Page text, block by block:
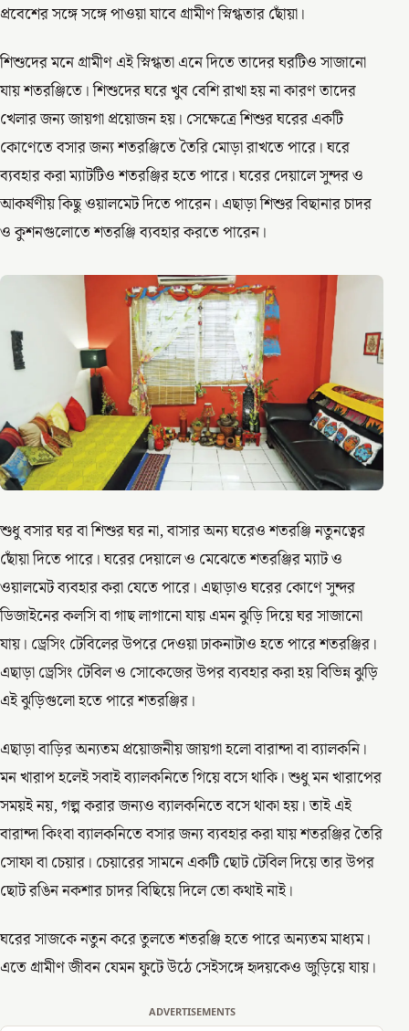
প্রবেশের সঙ্গে সঙ্গে পাওয়া যাবে গ্রামীণ স্নিগ্ধতার ছোঁয়া।
শিশুদের মনে গ্রামীণ এই স্নিগ্ধতা এনে দিতে তাদের ঘরটিও সাজানো
যায় শতরঞ্জিতে। শিশুদের ঘরে খুব বেশি রাখা হয় না কারণ তাদের
খেলার জন্য জায়গা প্রয়োজন হয়। সেক্ষেত্রে শিশুর ঘরের একটি
কোণেতে বসার জন্য শতরঞ্জিতে তৈরি মোড়া রাখতে পারে। ঘরে
ব্যবহার করা ম্যাটটিও শতরঞ্জির হতে পারে। ঘরের দেয়ালে সুন্দর ও
আকর্ষণীয় কিছু ওয়ালমেট দিতে পারেন। এছাড়া শিশুর বিছানার চাদর
ও কুশনগুলোতে শতরঞ্জি ব্যবহার করতে পারেন।
শুধু বসার ঘর বা শিশুর ঘর না, বাসার অন্য ঘরেও শতরঞ্জি নতুনত্বের
ছোঁয়া দিতে পারে। ঘরের দেয়ালে ও মেঝেতে শতরঞ্জির ম্যাট ও
ওয়ালমেট ব্যবহার করা যেতে পারে। এছাড়াও ঘরের কোণে সুন্দর
ডিজাইনের কলসি বা গাছ লাগানো যায় এমন ঝুড়ি দিয়ে ঘর সাজানো
যায়। ড্রেসিং টেবিলের উপরে দেওয়া ঢাকনাটাও হতে পারে শতরঞ্জির।
এছাড়া ড্রেসিং টেবিল ও সোকেজের উপর ব্যবহার করা হয় বিভিন্ন ঝুড়ি
এই ঝুড়িগুলো হতে পারে শতরঞ্জির।
এছাড়া বাড়ির অন্যতম প্রয়োজনীয় জায়গা হলো বারান্দা বা ব্যালকনি।
মন খারাপ হলেই সবাই ব্যালকনিতে গিয়ে বসে থাকি। শুধু মন খারাপের
সময়ই নয়, গল্প করার জন্যও ব্যালকনিতে বসে থাকা হয়। তাই এই
বারান্দা কিংবা ব্যালকনিতে বসার জন্য ব্যবহার করা যায় শতরঞ্জির তৈরি
সোফা বা চেয়ার। চেয়ারের সামনে একটি ছোট টেবিল দিয়ে তার উপর
ছোট রঙিন নকশার চাদর বিছিয়ে দিলে তো কথাই নাই।
ঘরের সাজকে নতুন করে তুলতে শতরঞ্জি হতে পারে অন্যতম মাধ্যম।
এতে গ্রামীণ জীবন যেমন ফুটে উঠে সেইসঙ্গে হৃদয়কেও জুড়িয়ে যায়।
ADVERTISEMENTS